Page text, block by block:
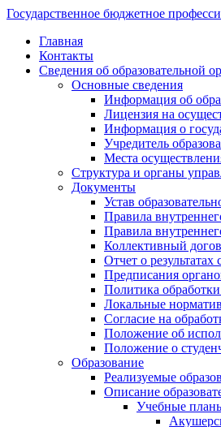
Государственное бюджетное
Главная
Контакты
Сведения об образовательной
Основные сведения
Информация об
Лицензия на
Информация о
Учредитель
Места
Структура и органы
Документы
Устав
Правила
Правила
Коллективный
Отчет о результатах
Предписания
Политика
Локальные
Согласие на
Положение об
Положение о
Образование
Реализуемые
Описание
Учебные